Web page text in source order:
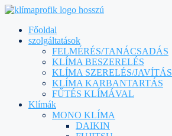
Főoldal
szolgáltatások
FELMÉRÉS/TANÁCSADÁS
KLÍMA BESZERELÉS
KLÍMA SZERELÉS/JAVÍTÁS
KLÍMA KARBANTARTÁS
FŰTÉS KLÍMÁVAL
Klímák
MONO KLÍMA
DAIKIN